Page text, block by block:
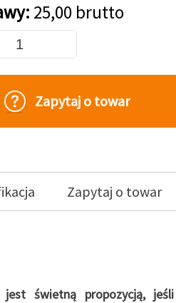
25,00 brutto
Zapytaj o towar
Zapytaj o towar
jest świetną propozycją,